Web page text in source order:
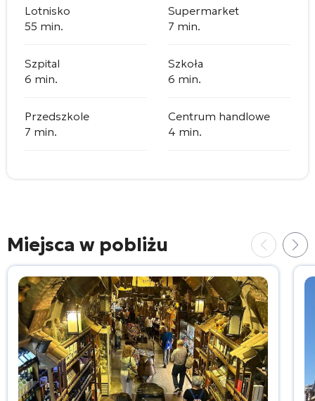
Lotnisko
55 min.
Supermarket
7 min.
Szpital
6 min.
Szkoła
6 min.
Przedszkole
7 min.
Centrum handlowe
4 min.
Miejsca w pobliżu